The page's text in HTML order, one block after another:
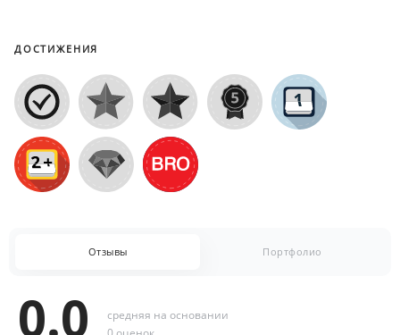
ДОСТИЖЕНИЯ
Отзывы Портфолио
0.0
средняя на основании